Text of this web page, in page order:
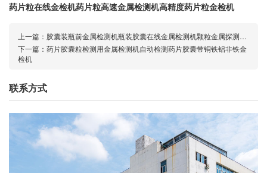
药片粒在线金检机药片粒高速金属检测机高精度药片粒金检机
上一篇： 胶囊装瓶前金属检测机瓶装胶囊在线金属检测机颗粒金属探测机器
下一篇： 药片胶囊粒检测用金属检测机自动检测药片胶囊带铜铁铝非铁金
检机
联系方式